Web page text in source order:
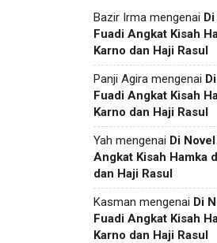
Bazir Irma mengenai
Fuadi Angkat Kisah
Karno dan Haji Rasul
Panji Agira mengenai
Fuadi Angkat Kisah
Karno dan Haji Rasul
Yah mengenai Di
Angkat Kisah Hamka
dan Haji Rasul
Kasman mengenai Di
Fuadi Angkat Kisah
Karno dan Haji Rasul